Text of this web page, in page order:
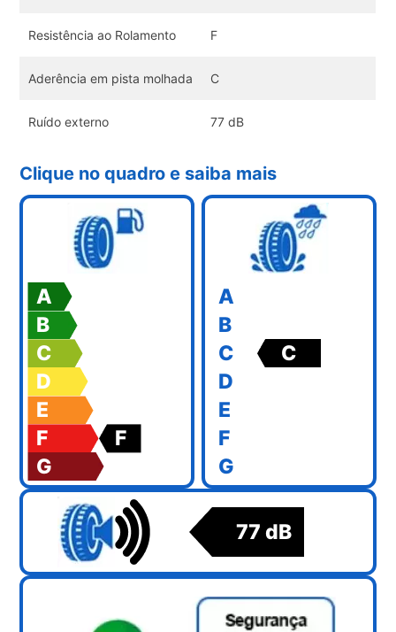
Resistência ao Rolamento F
Aderência em pista molhada C
Ruído externo 77 dB
Clique no quadro e saiba mais
A
B
C
D
E
F
F
G
A
B
C
C
D
E
F
G
77 dB